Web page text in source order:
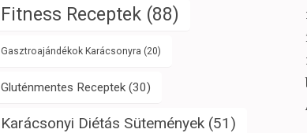
Fitness Receptek(88)
Gasztroajándékok Karácsonyra (20)
Gluténmentes Receptek(30)
Karácsonyi Diétás Sütemények(51)